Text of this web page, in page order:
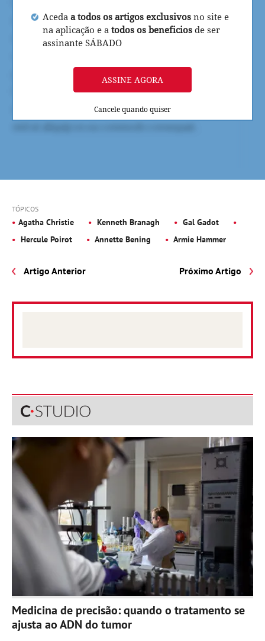
Aceda a todos os artigos exclusivos no site e
na aplicação e a todos os beneficios de ser
assinante SÁBADO
ASSINE AGORA
Cancele quando quiser
TÓPICOS
Agatha Christie Kenneth Branagh
Gal Gadot
Hercule Poirot
Annette Bening Armie Hammer
Artigo Anterior Próximo Artigo
Medicina de precisão: quando o tratamento se
ajusta ao ADN do tumor